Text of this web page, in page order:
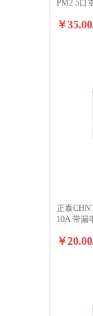
PM2.5口
￥35.00
正泰
10A 带漏
￥20.00